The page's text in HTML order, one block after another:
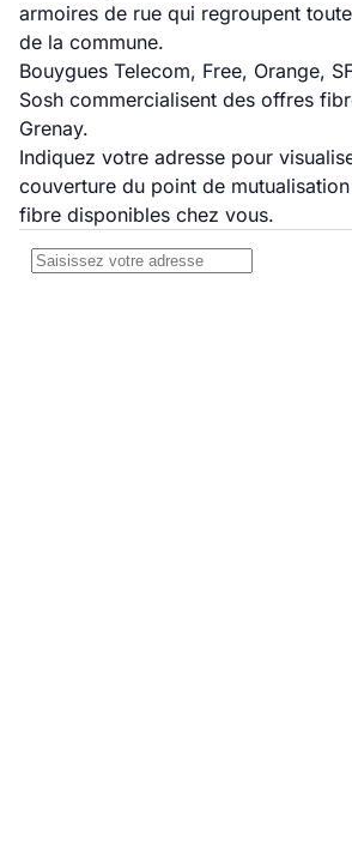
armoires de rue qui regroupent
de la commune.
Bouygues Telecom, Free, Orange,
Sosh commercialisent des offres
Grenay.
Indiquez votre adresse pour
couverture du point de
fibre disponibles chez vous.